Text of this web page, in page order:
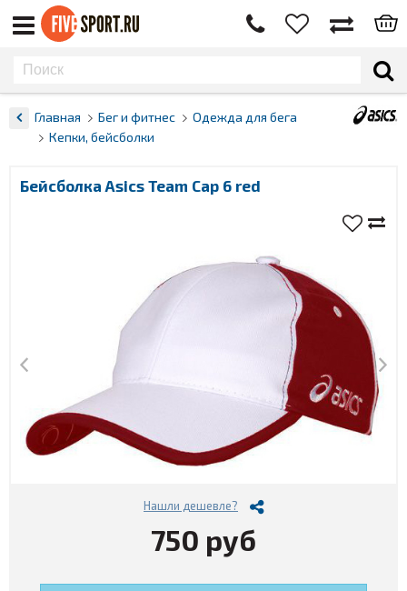
Главная Бег и фитнес
Одежда для бега
Кепки, бейсболки
Бейсболка Asics Team Cap 6 red
Нашли дешевле?
750 руб